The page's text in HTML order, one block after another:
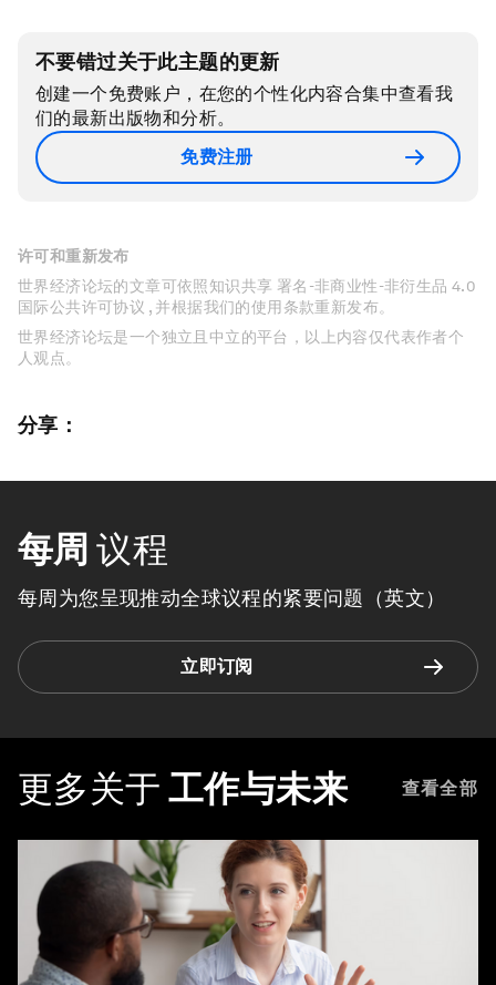
不要错过关于此主题的更新
创建一个免费账户，在您的个性化内容合集中查看我
们的最新出版物和分析。
免费注册
许可和重新发布
世界经济论坛的文章可依照知识共享 署名-非商业性-非衍生品 4.0
国际公共许可协议 , 并根据我们的使用条款重新发布。
世界经济论坛是一个独立且中立的平台，以上内容仅代表作者个
人观点。
分享：
每周 议程
每周为您呈现推动全球议程的紧要问题（英文）
立即订阅
更多关于 工作与未来 查看全部